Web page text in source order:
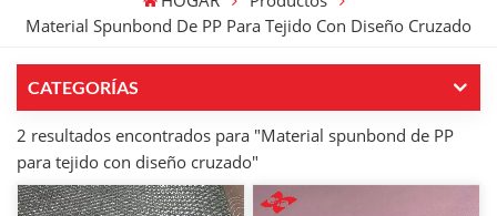
Material Spunbond De PP Para Tejido Con Diseño Cruzado
CATEGORÍAS
2 resultados encontrados para "Material spunbond de PP
para tejido con diseño cruzado"